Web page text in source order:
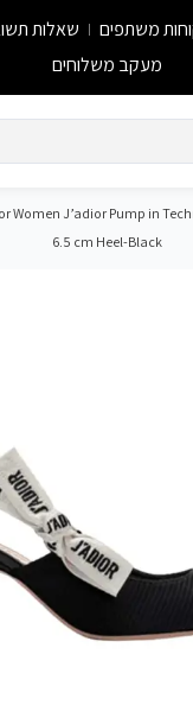
משתפים שאלות
מעקב משלוחים
Women J’adior Pump in
6.5 cm Heel-Black